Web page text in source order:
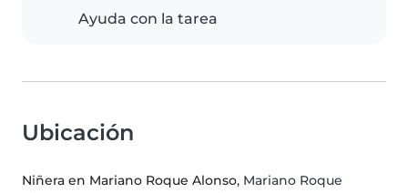
Ayuda con la tarea
Ubicación
Niñera en Mariano Roque Alonso, Mariano Roque